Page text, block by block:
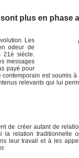
plus en phase
Les
odeur de
21è siècle.
messages
payé pour
est soumis à
relevants qui lui
de créer autant de
relation traditionnelle
leur travail et à les